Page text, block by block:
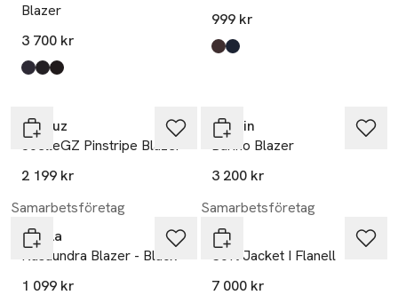
Blazer
3 700 kr
Produkten finns i färgerna:
Dk. Navy
Black,
Dark Chocolate
999 kr
Produkten finns i färgerna:
dark brown
navy blue
Gestuz
JoelleGZ Pinstripe Blazer
2 199 kr
Stylein
Barino Blazer
3 200 kr
Samarbetsföretag
Noella
Kasaundra Blazer - Black
1 099 kr
Samarbetsföretag
Eton
Soft Jacket I Flanell
7 000 kr